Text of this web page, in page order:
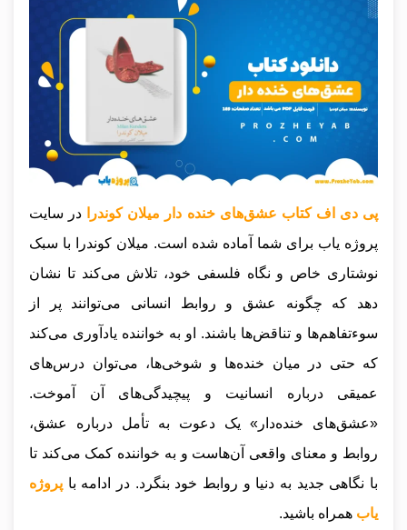
پی دی اف کتاب عشق‌های خنده دار میلان کوندرا در سایت
پروژه یاب برای شما آماده شده است. میلان کوندرا با سبک
نوشتاری خاص و نگاه فلسفی خود، تلاش می‌کند تا نشان
دهد که چگونه عشق و روابط انسانی می‌توانند پر از
سوءتفاهم‌ها و تناقض‌ها باشند. او به خواننده یادآوری می‌کند
که حتی در میان خنده‌ها و شوخی‌ها، می‌توان درس‌های
عمیقی درباره انسانیت و پیچیدگی‌های آن آموخت.
«عشق‌های خنده‌دار» یک دعوت به تأمل درباره عشق،
روابط و معنای واقعی آن‌هاست و به خواننده کمک می‌کند تا
با نگاهی جدید به دنیا و روابط خود بنگرد. در ادامه با پروژه
یاب همراه باشید.